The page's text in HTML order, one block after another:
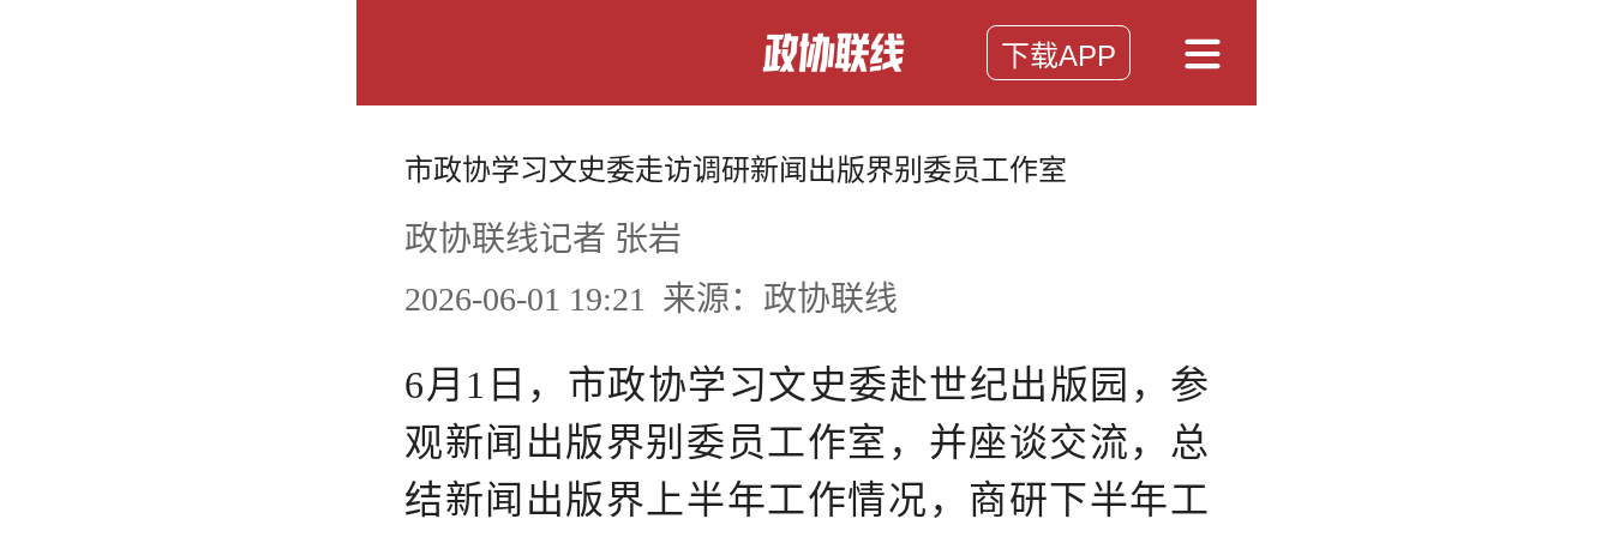
下载APP
市政协学习文史委走访调研新闻出版界别委员工作室
政协联线记者 张岩
2026-06-01 19:21 来源：政协联线
6月1日，市政协学习文史委赴世纪出版园，参
观新闻出版界别委员工作室，并座谈交流，总
结新闻出版界上半年工作情况，商研下半年工